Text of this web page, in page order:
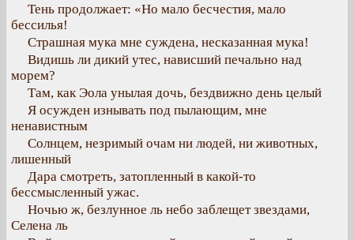
Тень продолжает: «Но мало бесчестия, мало
бессилья!
Страшная мука мне суждена, несказанная мука!
Видишь ли дикий утес, нависший печально над
морем?
Там, как Эола унылая дочь, бездвижно день целый
Я осужден изнывать под пылающим, мне
ненавистным
Солнцем, незримый очам ни людей, ни животных,
лишенный
Дара смотреть, затопленный в какой-то
бессмысленный ужас.
Ночью ж, безлунное ль небо заблещет звездами,
Селена ль